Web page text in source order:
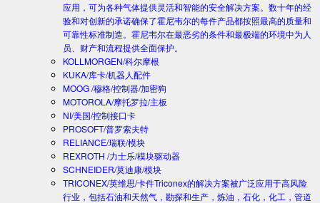
应用，可为各种气体提供灵活和智能的安全解决方案。数十年的经
验和对创新的承诺确保了霍尼韦尔的每件产品都按照最高的质量和
可靠性标准制造。霍尼韦尔在最恶劣的条件和最极端的环境中为人
员、财产和流程提供全面保护。
KOLLMORGEN/科尔摩根
KUKA/库卡/机器人配件
MOOG /穆格/控制器/加密狗
MOTOROLA/摩托罗拉/主板
NI/美国/控制接口卡
PROSOFT/普罗索夫特
RELIANCE/瑞联/模块
REXROTH /力士乐/模块驱动器
SCHNEIDER/莫迪康/模块
TRICONEX/英维思/卡件Triconex的解决方案被广泛应用于高风险
行业，包括石油和天然气，勘探和生产，炼油，石化，化工，管道